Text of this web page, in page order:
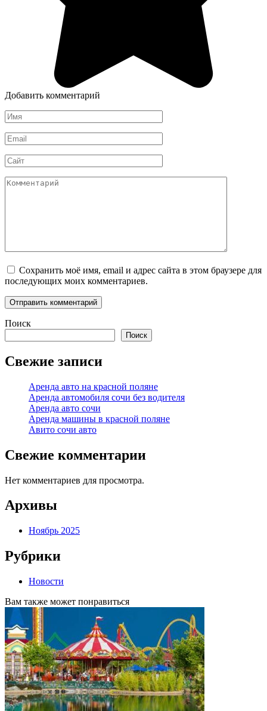
Добавить комментарий
Имя
*
Email
*
Сайт
Комментарий
Сохранить моё имя, email и адрес сайта в этом браузере для
последующих моих комментариев.
Поиск
Поиск
Свежие записи
Аренда авто на красной поляне
Аренда автомобиля сочи без водителя
Аренда авто сочи
Аренда машины в красной поляне
Авито сочи авто
Свежие комментарии
Нет комментариев для просмотра.
Архивы
Ноябрь 2025
Рубрики
Новости
Вам также может понравиться